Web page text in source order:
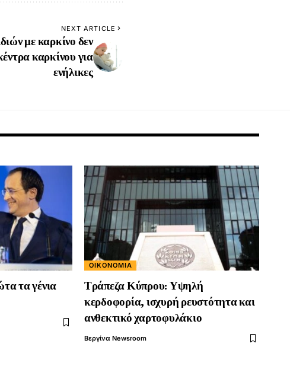
NEXT ARTICLE
με καρκίνο δεν
καρκίνου για
ενήλικες
τα γένια
ΟΙΚΟΝΟΜΊΑ
Τράπεζα Κύπρου: Υψηλή
κερδοφορία, ισχυρή ρευστότητα και
ανθεκτικό χαρτοφυλάκιο
Βεργίνα Newsroom